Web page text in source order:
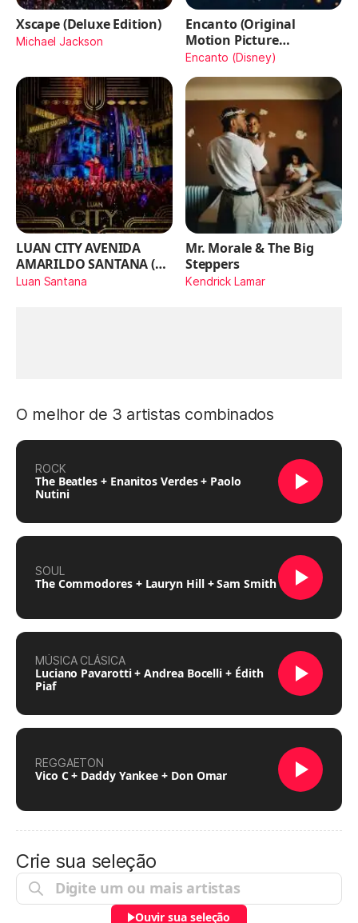
Xscape (Deluxe Edition)
Michael Jackson
Encanto (Original
Motion Picture
Soundtrack)
Encanto (Disney)
LUAN CITY AVENIDA
AMARILDO SANTANA (Ao
Vivo)
Luan Santana
Mr. Morale & The Big
Steppers
Kendrick Lamar
O melhor de 3 artistas combinados
ROCK
The Beatles + Enanitos Verdes + Paolo
Nutini
SOUL
The Commodores + Lauryn Hill + Sam Smith
MÚSICA CLÁSICA
Luciano Pavarotti + Andrea Bocelli + Édith
Piaf
REGGAETON
Vico C + Daddy Yankee + Don Omar
Crie sua seleção
Ouvir sua seleção